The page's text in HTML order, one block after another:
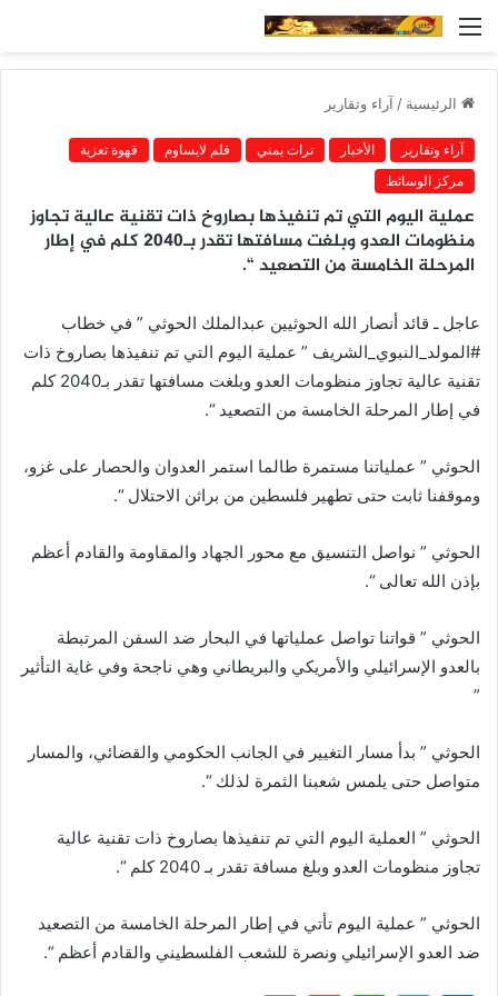
القائمة
الرئيسية / آراء وتقارير
آراء وتقارير الأخبار تراث يمني قلم لايساوم
قهوة تعزية
مركز الوسائط
عملية اليوم التي تم تنفيذها بصاروخ ذات تقنية عالية تجاوز
منظومات العدو وبلغت مسافتها تقدر بـ2040 كلم في إطار
المرحلة الخامسة من التصعيد “.
عاجل ـ قائد أنصار الله الحوثيين عبدالملك الحوثي ” في خطاب
#المولد_النبوي_الشريف ” عملية اليوم التي تم تنفيذها بصاروخ ذات
تقنية عالية تجاوز منظومات العدو وبلغت مسافتها تقدر بـ2040 كلم
في إطار المرحلة الخامسة من التصعيد “.
الحوثي ” عملياتنا مستمرة طالما استمر العدوان والحصار على غزو،
وموقفنا ثابت حتى تطهير فلسطين من براثن الاحتلال “.
الحوثي ” نواصل التنسيق مع محور الجهاد والمقاومة والقادم أعظم
بإذن الله تعالى “.
الحوثي ” قواتنا تواصل عملياتها في البحار ضد السفن المرتبطة
بالعدو الإسرائيلي والأمريكي والبريطاني وهي ناجحة وفي غاية التأثير
”
الحوثي ” بدأ مسار التغيير في الجانب الحكومي والقضائي، والمسار
متواصل حتى يلمس شعبنا الثمرة لذلك “.
الحوثي ” العملية اليوم التي تم تنفيذها بصاروخ ذات تقنية عالية
تجاوز منظومات العدو وبلغ مسافة تقدر بـ 2040 كلم “.
الحوثي ” عملية اليوم تأتي في إطار المرحلة الخامسة من التصعيد
ضد العدو الإسرائيلي ونصرة للشعب الفلسطيني والقادم أعظم “.